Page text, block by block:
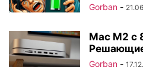
Gorban -
Mac M2 с
Gorban -